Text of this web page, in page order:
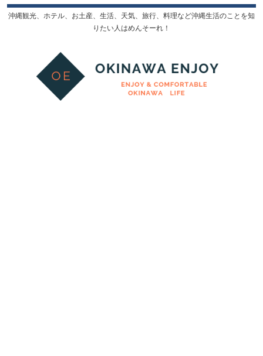
沖縄観光、ホテル、お土産、生活、天気、旅行、料理など沖縄生活のことを知
りたい人はめんそーれ！